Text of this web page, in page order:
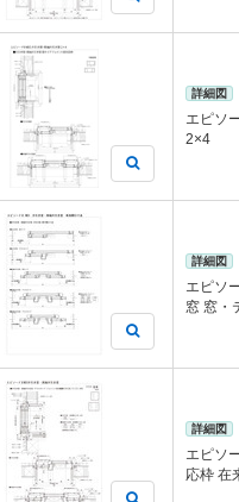
詳細図
エピソ
2×4
詳細図
エピソ
窓 窓・
詳細図
エピソ
応枠 在